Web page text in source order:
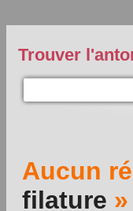
Trouver
Aucun
filature »